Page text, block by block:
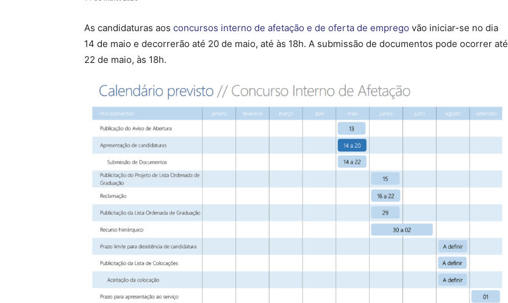
As candidaturas aos concursos interno de afetação e de oferta de emprego vão iniciar-se no dia
14 de maio e decorrerão até 20 de maio, até às 18h. A submissão de documentos pode ocorrer até
22 de maio, às 18h.